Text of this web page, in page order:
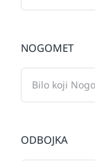
NOGOMET
ODBOJKA